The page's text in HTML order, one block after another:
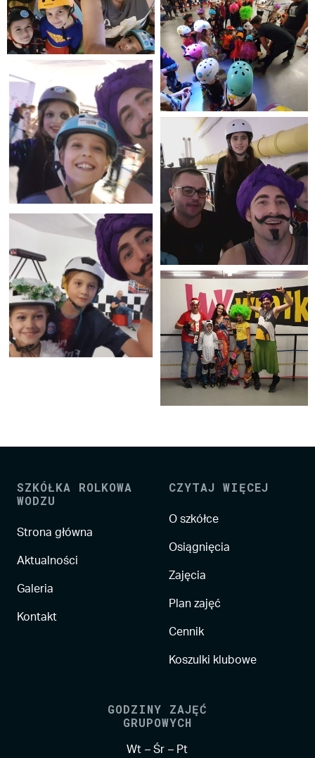
SZKÓŁKA ROLKOWA
WODZU
Strona główna
Aktualności
Galeria
Kontakt
CZYTAJ WIĘCEJ
O szkółce
Osiągnięcia
Zajęcia
Plan zajęć
Cennik
Koszulki klubowe
GODZINY ZAJĘĆ
GRUPOWYCH
Wt – Śr – Pt